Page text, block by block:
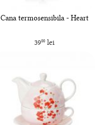
Cana termosensibila - Heart
3900lei